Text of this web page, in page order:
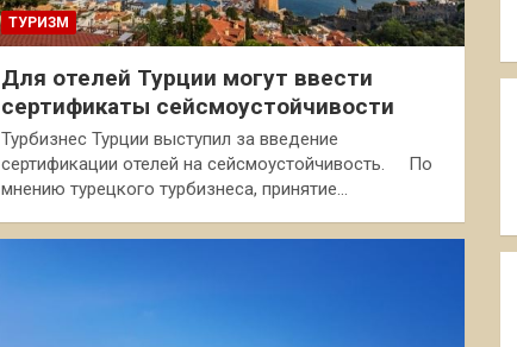
ТУРИЗМ
Для отелей Турции могут ввести
сертификаты сейсмоустойчивости
Турбизнес Турции выступил за введение
сертификации отелей на сейсмоустойчивость. По
мнению турецкого турбизнеса, принятие…